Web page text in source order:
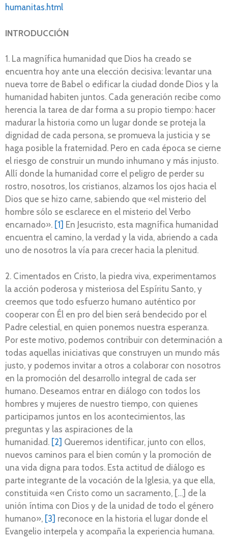
humanitas.html
INTRODUCCIÓN
1. La magnífica humanidad que Dios ha creado se
encuentra hoy ante una elección decisiva: levantar una
nueva torre de Babel o edificar la ciudad donde Dios y la
humanidad habiten juntos. Cada generación recibe como
herencia la tarea de dar forma a su propio tiempo: hacer
madurar la historia como un lugar donde se proteja la
dignidad de cada persona, se promueva la justicia y se
haga posible la fraternidad. Pero en cada época se cierne
el riesgo de construir un mundo inhumano y más injusto.
Allí donde la humanidad corre el peligro de perder su
rostro, nosotros, los cristianos, alzamos los ojos hacia el
Dios que se hizo carne, sabiendo que «el misterio del
hombre sólo se esclarece en el misterio del Verbo
encarnado». [1] En Jesucristo, esta magnífica humanidad
encuentra el camino, la verdad y la vida, abriendo a cada
uno de nosotros la vía para crecer hacia la plenitud.
2. Cimentados en Cristo, la piedra viva, experimentamos
la acción poderosa y misteriosa del Espíritu Santo, y
creemos que todo esfuerzo humano auténtico por
cooperar con Él en pro del bien será bendecido por el
Padre celestial, en quien ponemos nuestra esperanza.
Por este motivo, podemos contribuir con determinación a
todas aquellas iniciativas que construyen un mundo más
justo, y podemos invitar a otros a colaborar con nosotros
en la promoción del desarrollo integral de cada ser
humano. Deseamos entrar en diálogo con todos los
hombres y mujeres de nuestro tiempo, con quienes
participamos juntos en los acontecimientos, las
preguntas y las aspiraciones de la
humanidad. [2] Queremos identificar, junto con ellos,
nuevos caminos para el bien común y la promoción de
una vida digna para todos. Esta actitud de diálogo es
parte integrante de la vocación de la Iglesia, ya que ella,
constituida «en Cristo como un sacramento, […] de la
unión íntima con Dios y de la unidad de todo el género
humano», [3] reconoce en la historia el lugar donde el
Evangelio interpela y acompaña la experiencia humana.